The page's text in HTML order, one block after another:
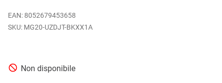
EAN: 8052679453658
MG20-UZDJT-BKXX1A
Non disponibile